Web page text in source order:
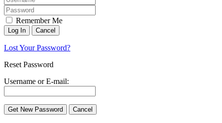
Remember Me
Lost Your Password?
Reset Password
Username or E-mail: